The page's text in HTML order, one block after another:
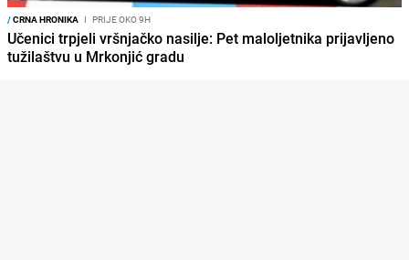
/CRNA HRONIKA I PRIJE OKO 9H
Učenici trpjeli vršnjačko nasilje: Pet maloljetnika prijavljeno
tužilaštvu u Mrkonjić gradu